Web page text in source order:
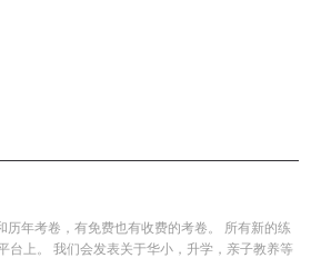
历年考卷，有免费也有收费的考卷。 所有新的练
台上。 我们会发表关于华小，升学，亲子教养等